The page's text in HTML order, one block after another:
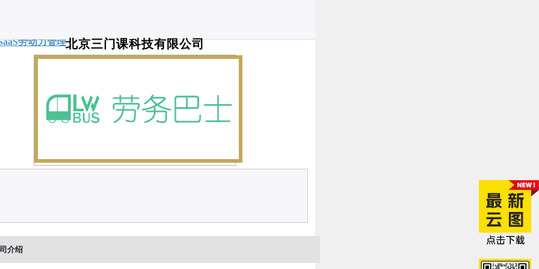
北京三门课科技有限公司
劳动力管理
介绍